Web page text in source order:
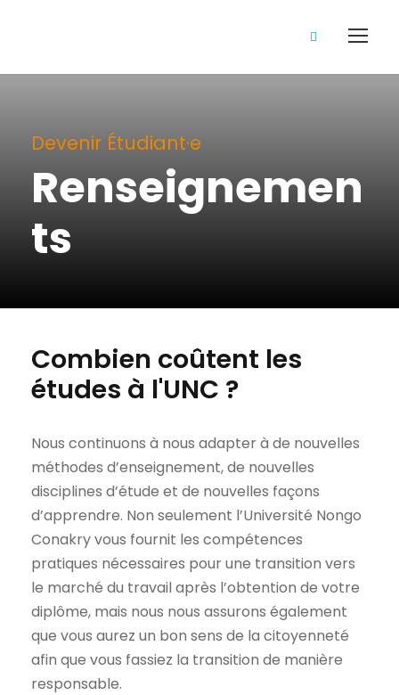
Devenir Étudiant·e
Renseignemen
ts
Combien coûtent les
études à l'UNC ?
Nous continuons à nous adapter à de nouvelles
méthodes d’enseignement, de nouvelles
disciplines d’étude et de nouvelles façons
d’apprendre. Non seulement l’Université Nongo
Conakry vous fournit les compétences
pratiques nécessaires pour une transition vers
le marché du travail après l’obtention de votre
diplôme, mais nous nous assurons également
que vous aurez un bon sens de la citoyenneté
afin que vous fassiez la transition de manière
responsable.